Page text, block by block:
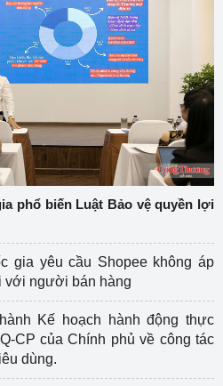
phổ biến Luật Bảo vệ quyền lợi
gia yêu cầu Shopee không áp
với người bán hàng
Kế hoạch hành động thực
CP của Chính phủ về công tác
dùng.